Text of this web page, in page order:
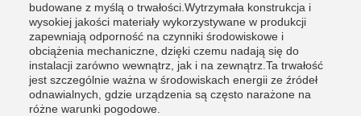
budowane z myślą o trwałości.Wytrzymała konstrukcja i
wysokiej jakości materiały wykorzystywane w produkcji
zapewniają odporność na czynniki środowiskowe i
obciążenia mechaniczne, dzięki czemu nadają się do
instalacji zarówno wewnątrz, jak i na zewnątrz.Ta trwałość
jest szczególnie ważna w środowiskach energii ze źródeł
odnawialnych, gdzie urządzenia są często narażone na
różne warunki pogodowe.